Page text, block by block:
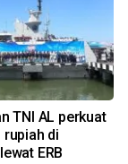
TNI AL perkuat
rupiah di
ERB